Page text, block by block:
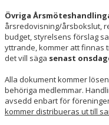
Övriga
årsredovisning/årsbokslut,
budget, styrelsens förslag
yttrande, kommer att finnas
det vill säga senast
Alla dokument kommer
behöriga medlemmar.
avsedd enbart för
kommer distribueras ut till